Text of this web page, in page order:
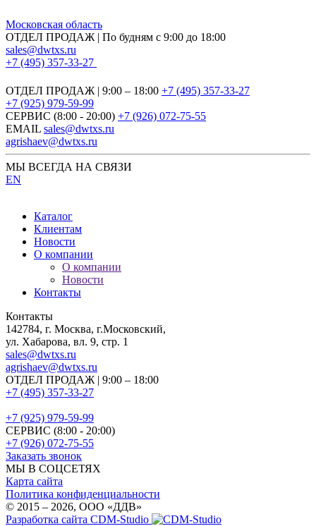
Московская область
ОТДЕЛ ПРОДАЖ | По будням с 9:00 до 18:00
sales@dwtxs.ru
+7 (495) 357-33-27
ОТДЕЛ ПРОДАЖ | 9:00 – 18:00 +7 (495) 357-33-27
+7 (925) 979-59-99
СЕРВИС (8:00 - 20:00) +7 (926) 072-75-55
EMAIL sales@dwtxs.ru
agrishaev@dwtxs.ru
МЫ ВСЕГДА НА СВЯЗИ
EN
Каталог
Клиентам
Новости
О компании
О компании
Новости
Контакты
Контакты
142784, г. Москва, г.Московский,
ул. Хабарова, вл. 9, стр. 1
sales@dwtxs.ru
agrishaev@dwtxs.ru
ОТДЕЛ ПРОДАЖ | 9:00 – 18:00
+7 (495) 357-33-27
+7 (925) 979-59-99
СЕРВИС (8:00 - 20:00)
+7 (926) 072-75-55
Заказать звонок
МЫ В СОЦСЕТЯХ
Карта сайта
Политика конфиденциальности
© 2015 – 2026, OOO «ДДВ»
Разработка сайта CDM-Studio